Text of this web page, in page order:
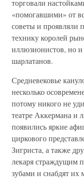
торговали
«помогавшими» от
советы и проявляли
технику королей
иллюзионистов, но
шарлатанов.
Средневековье
несколько
потому никого не
театре Аккермана и
появились яркие
циркового
Зигриста, а также
лекаря страждущим
зубами и снабдят